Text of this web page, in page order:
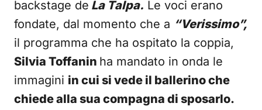
backstage de La Talpa. Le voci erano
fondate, dal momento che a “Verissimo”,
il programma che ha ospitato la coppia,
Silvia Toffanin ha mandato in onda le
immagini in cui si vede il ballerino che
chiede alla sua compagna di sposarlo.